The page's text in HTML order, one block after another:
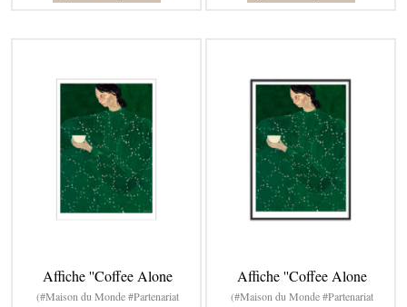
Affiche ''Coffee Alone
(#Maison du Monde #Partenariat
Affiche ''Coffee Alone
(#Maison du Monde #Partenariat